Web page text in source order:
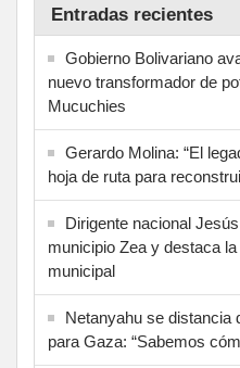
Entradas recientes
Gobierno Bolivariano
nuevo transformador de
Mucuchies
Gerardo Molina: “El
hoja de ruta para
Dirigente nacional
municipio Zea y destaca
municipal
Netanyahu se distancia
para Gaza: “Sabemos